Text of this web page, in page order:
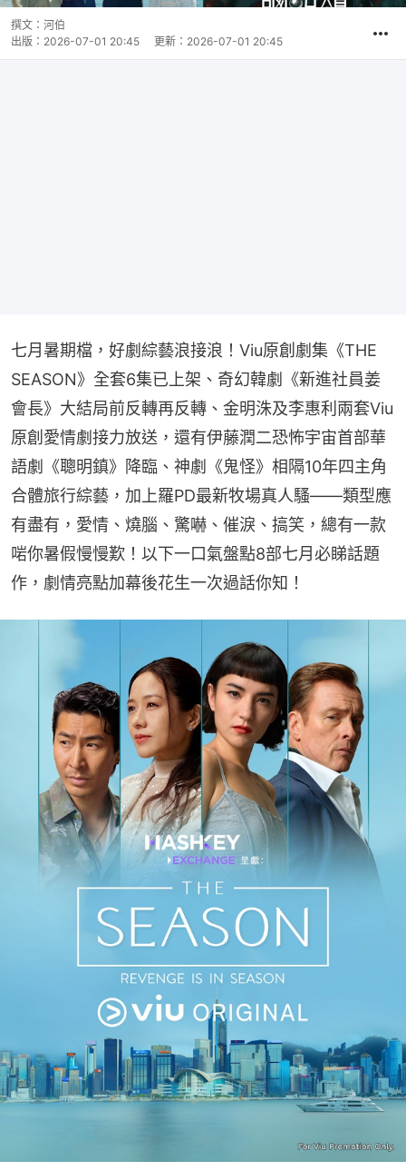
撰文： 河伯
出版： 2026-07-01 20:45 更新： 2026-07-01 20:45
七月暑期檔，好劇綜藝浪接浪！Viu原創劇集《THE
SEASON》全套6集已上架、奇幻韓劇《新進社員姜
會長》大結局前反轉再反轉、金明洙及李惠利兩套Viu
原創愛情劇接力放送，還有伊藤潤二恐怖宇宙首部華
語劇《聰明鎮》降臨、神劇《鬼怪》相隔10年四主角
合體旅行綜藝，加上羅PD最新牧場真人騷——類型應
有盡有，愛情、燒腦、驚嚇、催淚、搞笑，總有一款
啱你暑假慢慢歎！以下一口氣盤點8部七月必睇話題
作，劇情亮點加幕後花生一次過話你知！